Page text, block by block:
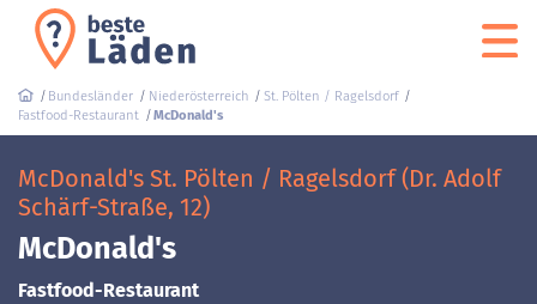
Bundesländer Niederösterreich
St. Pölten / Ragelsdorf
Fastfood-Restaurant
McDonald's
McDonald's St. Pölten / Ragelsdorf (Dr. Adolf
Schärf-Straße, 12)
McDonald's
Fastfood-Restaurant